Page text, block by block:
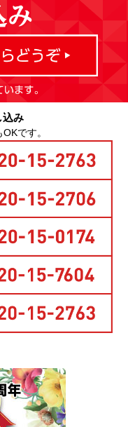
込み
です。